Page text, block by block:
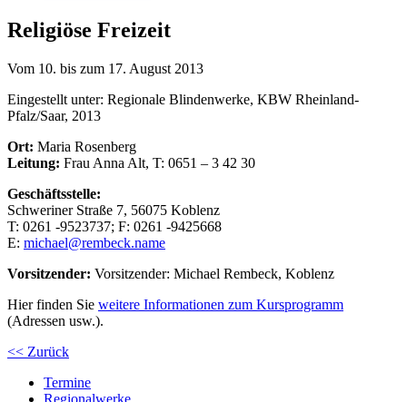
Religiöse Freizeit
Vom 10. bis zum 17. August 2013
Eingestellt unter: Regionale Blindenwerke, KBW Rheinland-
Pfalz/Saar, 2013
Ort: Maria Rosenberg
Leitung: Frau Anna Alt, T: 0651 – 3 42 30
Geschäftsstelle:
Schweriner Straße 7, 56075 Koblenz
T: 0261 -9523737; F: 0261 -9425668
E: michael@rembeck.name
Vorsitzender: Vorsitzender: Michael Rembeck, Koblenz
Hier finden Sie weitere Informationen zum Kursprogramm
(Adressen usw.).
<< Zurück
Termine
Regionalwerke